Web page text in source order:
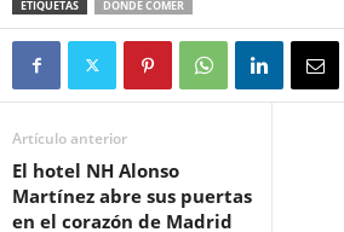
ETIQUETAS DÓNDE COMER
Artículo anterior
El hotel NH Alonso
Martínez abre sus puertas
en el corazón de Madrid